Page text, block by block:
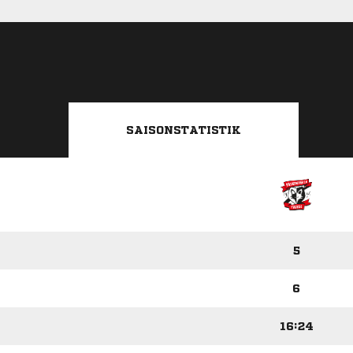
SAISONSTATISTIK
5
6
16:24